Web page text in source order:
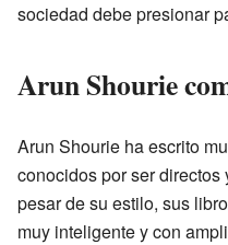
sociedad debe presionar
Arun Shourie
Arun Shourie ha escrito
conocidos por ser
pesar de su estilo, sus
muy inteligente y con